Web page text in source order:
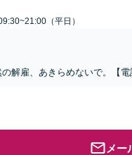
（平日）
解雇、あきらめないで。【
メー